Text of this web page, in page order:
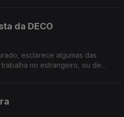
da DECO
esclarece algumas das
no estrangeiro, ou de